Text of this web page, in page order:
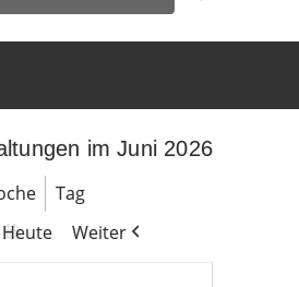
im Juni 2026
Tag
Heute Weiter